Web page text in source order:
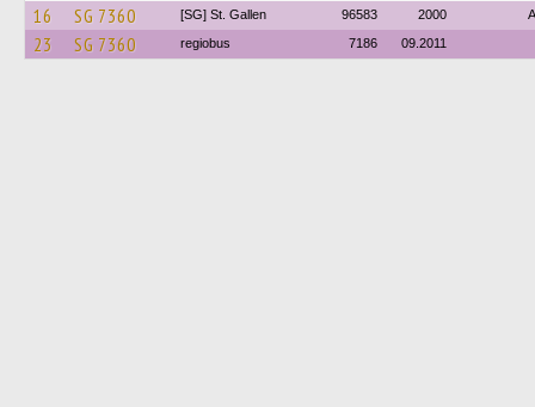
16 SG 7360 [SG] St. Gallen 96583 2000
23 SG 7360 regiobus 7186 09.2011